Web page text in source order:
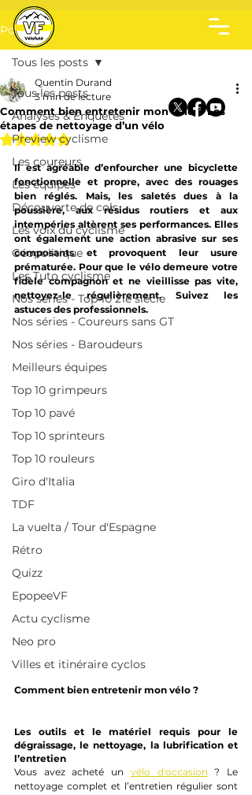
Post
Tous les posts
Analyses & Enquêtes
Preview cyclisme
Les coureurs
Les équipes
Découverte de cols
Les voix du cyclisme
Géopolitique
Les Tuto cyclisme
Nos séries - Top 10 21e siècle
Nos séries - Coureurs sans GT
Nos séries - Baroudeurs
Meilleurs équipes
Top 10 grimpeurs
Top 10 pavé
Top 10 sprinteurs
Top 10 rouleurs
Giro d'Italia
TDF
La vuelta / Tour d'Espagne
Rétro
Quizz
EpopeeVF
Actu cyclisme
Neo pro
Villes et itinéraire cyclos
Tous les posts
Comment bien entretenir mon vélo ? Les
étapes de nettoyage d’un vélo
Quentin Durand
3 min de lecture
Noté NaN étoiles sur 5.
Il est agréable d’enfourcher une bicyclette
fonctionnelle et propre, avec des rouages
bien réglés. Mais, les saletés dues à la
poussière, aux résidus routiers et aux
intempéries altèrent ses performances. Elles
ont également une action abrasive sur ses
composants et provoquent leur usure
prématurée. Pour que le vélo demeure votre
fidèle compagnon et ne vieillisse pas vite,
nettoyez-le régulièrement. Suivez les
astuces des professionnels.
Comment bien entretenir mon vélo ?
Les outils et le matériel requis pour le
dégraissage, le nettoyage, la lubrification et
l’entretien
Vous avez acheté un vélo d'occasion ? Le
nettoyage complet et l’entretien régulier sont